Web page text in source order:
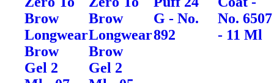
Brow
Longwear
Brow
Gel 2
Brow
Longwear
Brow
Gel 2
G - No.
892
No. 6507
- 11 Ml